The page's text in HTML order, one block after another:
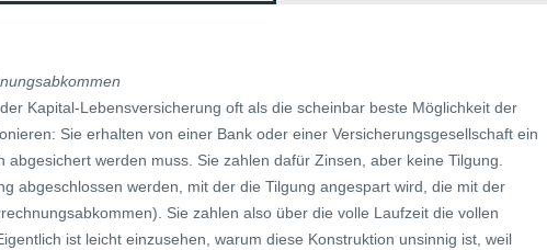
Kapital-Lebensversicherung oft als die scheinbar beste Möglichkeit der
Sie erhalten von einer Bank oder einer Versicherungsgesellschaft ein
werden muss. Sie zahlen dafür Zinsen, aber keine Tilgung.
abgeschlossen werden, mit der die Tilgung angespart wird, die mit der
Sie zahlen also über die volle Laufzeit die vollen
ist leicht einzusehen, warum diese Konstruktion unsinnig ist, weil